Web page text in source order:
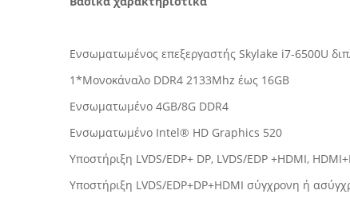
Ενσωματωμένος επεξεργαστής Skylake i7-6500U
1*Μονοκάναλο DDR4 2133Mhz έως 16GB
Ενσωματωμένο 4GB/8G DDR4
Ενσωματωμένο Intel® HD Graphics 520
Υποστήριξη LVDS/EDP+ DP, LVDS/EDP +HDMI,
Υποστήριξη LVDS/EDP+DP+HDMI σύγχρονη ή